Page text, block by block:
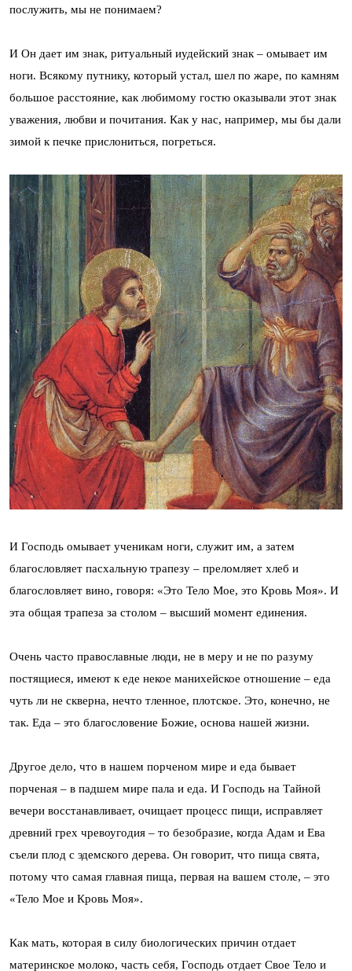
послужить, мы не понимаем?
И Он дает им знак, ритуальный иудейский знак – омывает им
ноги. Всякому путнику, который устал, шел по жаре, по камням
большое расстояние, как любимому гостю оказывали этот знак
уважения, любви и почитания. Как у нас, например, мы бы дали
зимой к печке прислониться, погреться.
И Господь омывает ученикам ноги, служит им, а затем
благословляет пасхальную трапезу – преломляет хлеб и
благословляет вино, говоря: «Это Тело Мое, это Кровь Моя». И
эта общая трапеза за столом – высший момент единения.
Очень часто православные люди, не в меру и не по разуму
постящиеся, имеют к еде некое манихейское отношение – еда
чуть ли не скверна, нечто тленное, плотское. Это, конечно, не
так. Еда – это благословение Божие, основа нашей жизни.
Другое дело, что в нашем порченом мире и еда бывает
порченая – в падшем мире пала и еда. И Господь на Тайной
вечери восстанавливает, очищает процесс пищи, исправляет
древний грех чревоугодия – то безобразие, когда Адам и Ева
съели плод с эдемского дерева. Он говорит, что пища свята,
потому что самая главная пища, первая на вашем столе, – это
«Тело Мое и Кровь Моя».
Как мать, которая в силу биологических причин отдает
материнское молоко, часть себя, Господь отдает Свое Тело и